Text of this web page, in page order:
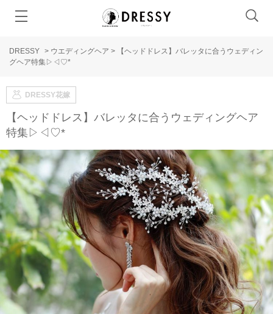
DRESSY > ウエディングヘア >
【ヘッドドレス】バレッタに合うウェディン
グヘア特集▷◁♡*
DRESSY花嫁
【ヘッドドレス】バレッタに合うウェディングヘア
特集▷◁♡*